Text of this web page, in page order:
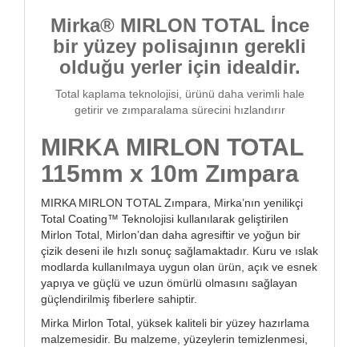
Mirka® MIRLON TOTAL İnce
bir yüzey polisajının gerekli
olduğu yerler için idealdir.
Total kaplama teknolojisi, ürünü daha verimli hale
getirir ve zımparalama sürecini hızlandırır
MIRKA MIRLON TOTAL
115mm x 10m Zımpara
MIRKA MIRLON TOTAL Zımpara, Mirka’nın yenilikçi
Total Coating™ Teknolojisi kullanılarak geliştirilen
Mirlon Total, Mirlon’dan daha agresiftir ve yoğun bir
çizik deseni ile hızlı sonuç sağlamaktadır. Kuru ve ıslak
modlarda kullanılmaya uygun olan ürün, açık ve esnek
yapıya ve güçlü ve uzun ömürlü olmasını sağlayan
güçlendirilmiş fiberlere sahiptir.
Mirka Mirlon Total, yüksek kaliteli bir yüzey hazırlama
malzemesidir. Bu malzeme, yüzeylerin temizlenmesi,